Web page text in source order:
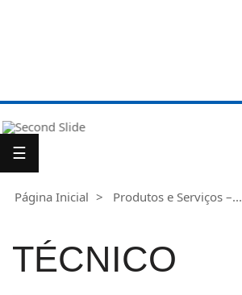
Você
Para
Indústria
☰
Página Inicial Produtos e Serviços –...
TÉCNICO